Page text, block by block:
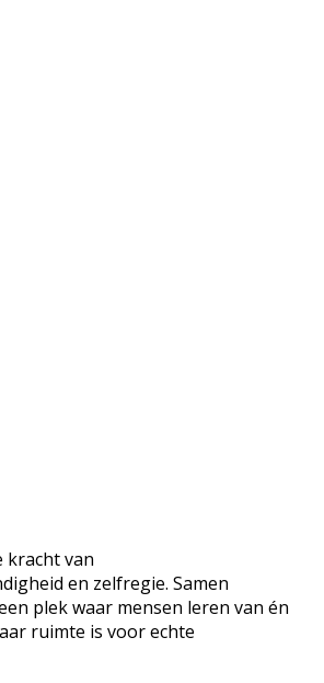
kracht van
en zelfregie. Samen
plek waar mensen leren van én
ruimte is voor echte